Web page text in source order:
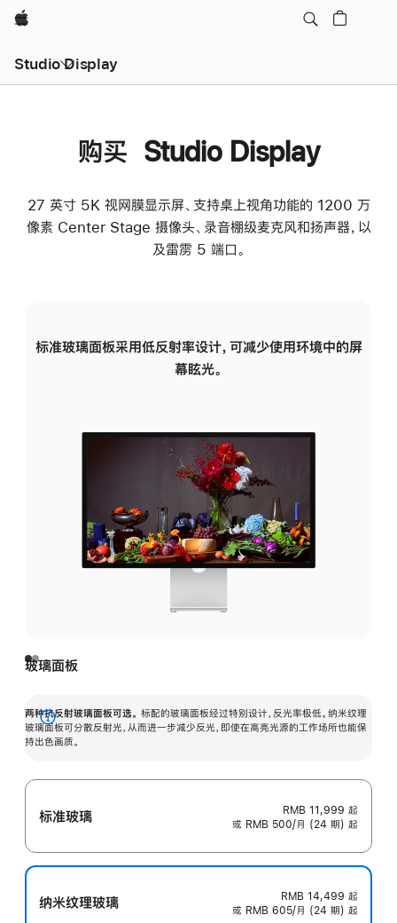
Apple
Studio Display
购买 Studio Display
27 英寸 5K 视网膜显示屏、支持桌上视角功能的 1200 万
像素 Center Stage 摄像头、录音棚级麦克风和扬声器，以
及雷雳 5 端口。
标准玻璃面板采用低反射率设计，可减少使用环境中的屏
幕眩光。
玻璃面板
两种抗反射玻璃面板可选。 标配的玻璃面板经过特别设计，反光率极低。纳米纹理
玻璃面板可分散反射光，从而进一步减少反光，即使在高亮光源的工作场所也能保
持出色画质。
展
开
标准玻璃 RMB 11,999 起
或 RMB 500/月 (24 期) 起
纳米纹理玻璃 RMB 14,499 起
或 RMB 605/月 (24 期) 起